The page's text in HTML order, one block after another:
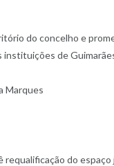
do concelho e
instituições de
Marques
requalificação do